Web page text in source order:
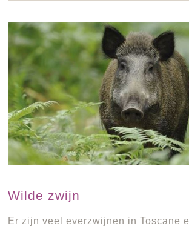
Wilde zwijn
Er zijn veel everzwijnen in Toscane